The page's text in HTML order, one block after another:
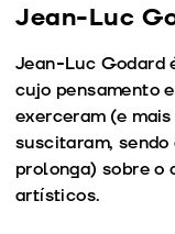
Jean-Luc
Jean-Luc Godard
cujo pensamento
exerceram (e
suscitaram,
prolonga) sobre o
artísticos.